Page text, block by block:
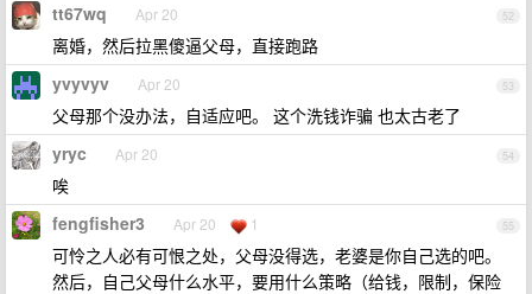
52
tt67wq Apr 20
离婚，然后拉黑傻逼父母，直接跑路
53
yvyvyv Apr 20
父母那个没办法，自适应吧。 这个洗钱诈骗 也太古老了
54
yryc Apr 20
唉
55
fengfisher3 Apr 20 1
可怜之人必有可恨之处，父母没得选，老婆是你自己选的吧。
然后，自己父母什么水平，要用什么策略（给钱，限制，保险